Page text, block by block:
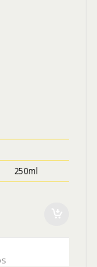
250ml